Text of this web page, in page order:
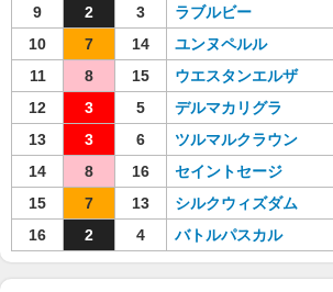
9
2 3 ラブルビー
10
7 14 ユンヌペルル
11
8 15 ウエスタンエルザ
12
3 5 デルマカリグラ
13
3 6 ツルマルクラウン
14
8 16 セイントセージ
15
7 13 シルクウィズダム
16
2 4 バトルパスカル